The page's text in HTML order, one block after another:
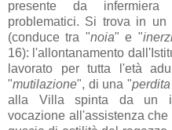
presente da infermiera
problematici. Si trova in un
(conduce tra "noia" e "
16): l'allontanamento
lavorato per tutta l'età
"mutilazione", di una "
alla Villa spinta da un
vocazione all'assistenza che